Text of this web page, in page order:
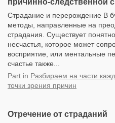
причинно-следственной
Страдание и перерождение В
методы, направленные на
страдания. Существует
несчастья, которое может
восприятие, или ментальные
счастье также...
Part in Разбираем на части
точки зрения причин
Отречение от страданий